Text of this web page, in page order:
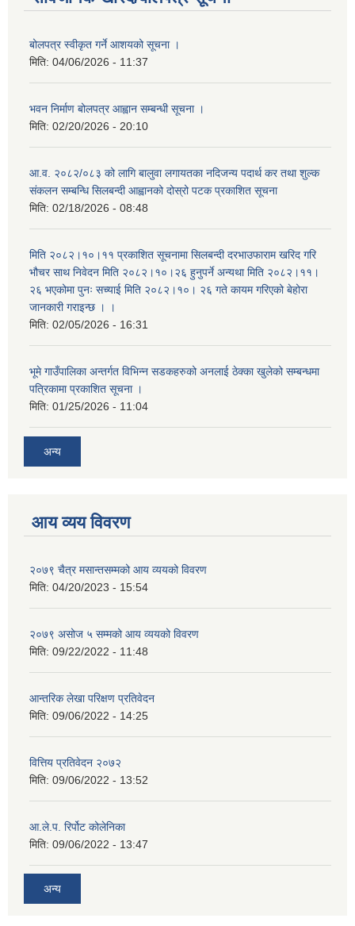
बोलपत्र स्वीकृत गर्ने आशयको सूचना ।
मिति: 04/06/2026 - 11:37
भवन निर्माण बोलपत्र आह्वान सम्बन्धी सूचना ।
मिति: 02/20/2026 - 20:10
आ.व. २०८२/०८३ को लागि बालुवा लगायतका नदिजन्य पदार्थ कर तथा शुल्क
संकलन सम्बन्धि सिलबन्दी आह्वानको दोस्रो पटक प्रकाशित सूचना
मिति: 02/18/2026 - 08:48
मिति २०८२।१०।११ प्रकाशित सूचनामा सिलबन्दी दरभाउफाराम खरिद गरि
भौचर साथ निवेदन मिति २०८२।१०।२६ हुनुपर्ने अन्यथा मिति २०८२।११।
२६ भएकोमा पुनः सच्याई मिति २०८२।१०। २६ गते कायम गरिएको बेहोरा
जानकारी गराइन्छ । ।
मिति: 02/05/2026 - 16:31
भूमे गाउँपालिका अन्तर्गत विभिन्न सडकहरुको अनलाई ठेक्का खुलेको सम्बन्धमा
पत्रिकामा प्रकाशित सूचना ।
मिति: 01/25/2026 - 11:04
अन्य
आय व्यय विवरण
२०७९ चैत्र मसान्तसम्मको आय व्ययको विवरण
मिति: 04/20/2023 - 15:54
२०७९ असोज ५ सम्मको आय व्ययको विवरण
मिति: 09/22/2022 - 11:48
आन्तरिक लेखा परिक्षण प्रतिवेदन
मिति: 09/06/2022 - 14:25
वित्तिय प्रतिवेदन २०७२
मिति: 09/06/2022 - 13:52
आ.ले.प. रिर्पोट कोलेनिका
मिति: 09/06/2022 - 13:47
अन्य